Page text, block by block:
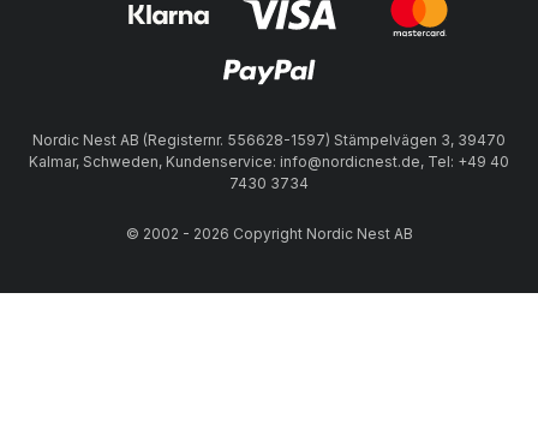
Nordic Nest AB (Registernr. 556628-1597) Stämpelvägen 3, 39470
Kalmar, Schweden, Kundenservice: info@nordicnest.de, Tel: +49 40
7430 3734
© 2002 - 2026 Copyright Nordic Nest AB